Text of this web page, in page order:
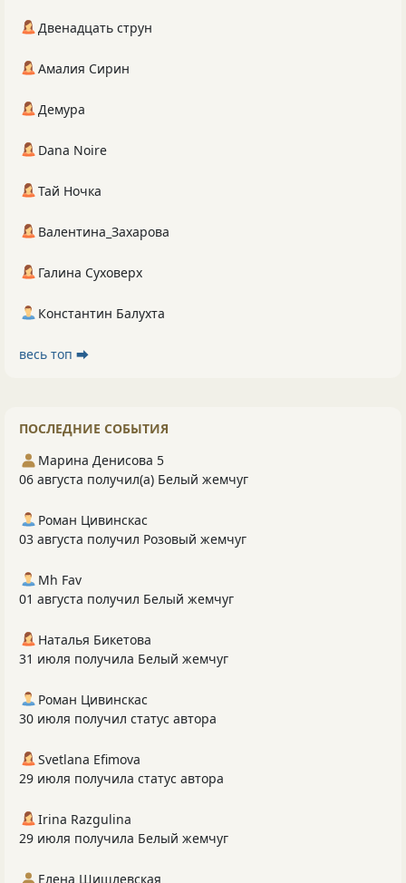
Двенадцать струн
Амалия Сирин
Демура
Dana Noire
Тай Ночка
Валентина_Захарова
Галина Суховерх
Константин Балухта
весь топ ⮕
ПОСЛЕДНИЕ СОБЫТИЯ
Марина Денисова 5
06 августа получил(а) Белый жемчуг
Роман Цивинскас
03 августа получил Розовый жемчуг
Mh Fav
01 августа получил Белый жемчуг
Наталья Бикетова
31 июля получила Белый жемчуг
Роман Цивинскас
30 июля получил статус автора
Svetlana Efimova
29 июля получила статус автора
Irina Razgulina
29 июля получила Белый жемчуг
Елена Шишлевская